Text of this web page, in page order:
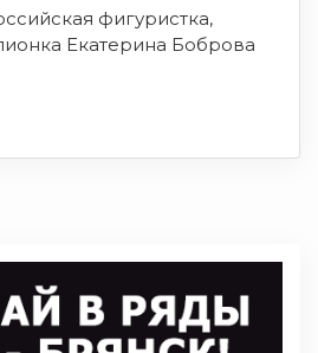
фигуристка,
Екатерина Боброва